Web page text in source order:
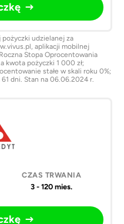
pożyczki udzielanej za
aplikacji mobilnej
Stopa Oprocentowania
kwota pożyczki 1 000 zł;
stałe w skali roku 0%;
dni. Stan na 06.06.2024 r.
3 - 120 mies.